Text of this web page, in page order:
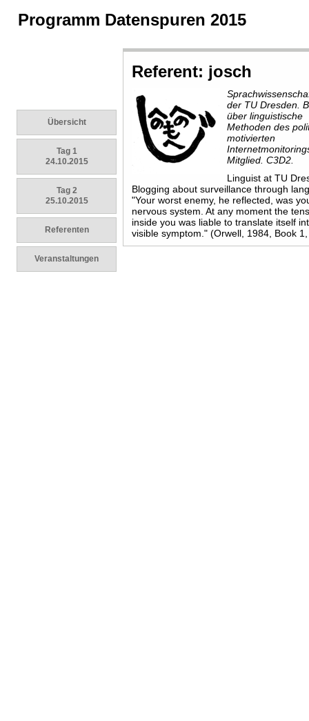
Programm Datenspuren 2015
Übersicht
Tag 1
24.10.2015
Tag 2
25.10.2015
Referenten
Veranstaltungen
Referent: josch
der TU Dresden.
über linguistische
Methoden des
motivierten
Mitglied. C3D2.
Linguist at TU
Blogging about surveillance through
"Your worst enemy, he reflected, was
nervous system. At any moment the
inside you was liable to translate itself
visible symptom." (Orwell, 1984, Book